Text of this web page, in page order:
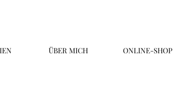
ÜBER MICH ONLINE-SHOP